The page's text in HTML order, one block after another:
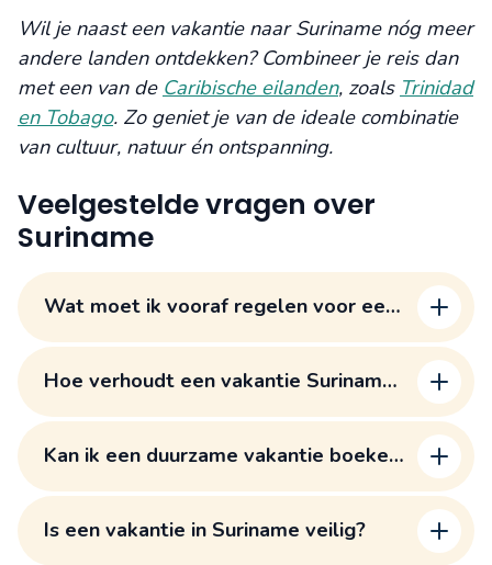
Wil je naast een vakantie naar Suriname nóg meer
andere landen ontdekken? Combineer je reis dan
met een van de Caribische eilanden, zoals Trinidad
en Tobago. Zo geniet je van de ideale combinatie
van cultuur, natuur én ontspanning.
Veelgestelde vragen over
Suriname
Wat moet ik vooraf regelen voor een
Hoe verhoudt een vakantie Suriname
Kan ik een duurzame vakantie boeken
Is een vakantie in Suriname veilig?